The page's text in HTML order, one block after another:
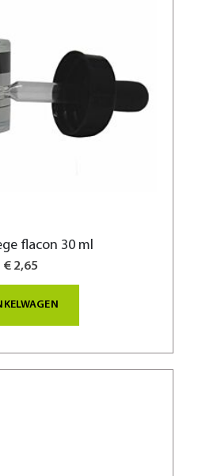
flacon 30 ml
€ 2,65